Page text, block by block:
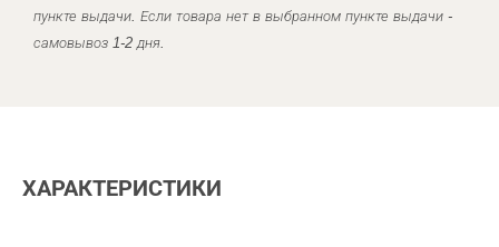
пункте выдачи. Если товара нет в выбранном пункте выдачи -
самовывоз 1-2 дня.
ХАРАКТЕРИСТИКИ